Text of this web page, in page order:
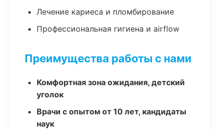
Лечение кариеса и пломбирование
Профессиональная гигиена и airflow
Преимущества работы с нами
Комфортная зона ожидания, детский
уголок
Врачи с опытом от 10 лет, кандидаты
наук